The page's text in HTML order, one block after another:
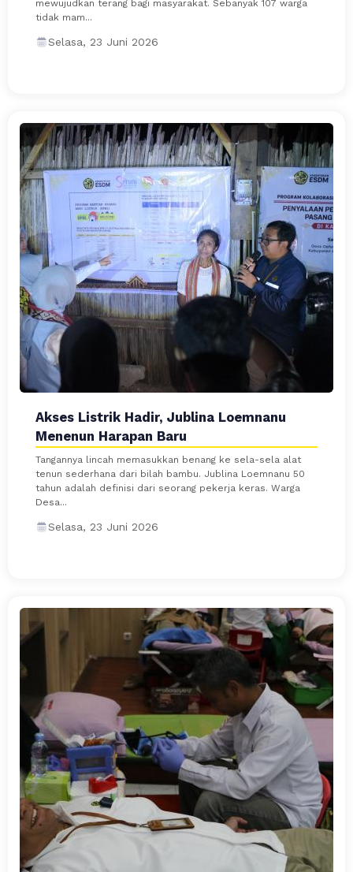
mewujudkan terang bagi masyarakat. Sebanyak 107 warga
tidak mam...
Selasa, 23 Juni 2026
Akses Listrik Hadir, Jublina Loemnanu
Menenun Harapan Baru
Tangannya lincah memasukkan benang ke sela-sela alat
tenun sederhana dari bilah bambu. Jublina Loemnanu 50
tahun adalah definisi dari seorang pekerja keras. Warga
Desa...
Selasa, 23 Juni 2026